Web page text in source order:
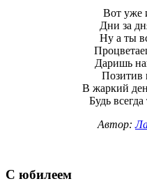
Вот уже
Дни за
Ну а ты
Даришь
Позитив
В жаркий
Будь
Автор:
С юбилеем